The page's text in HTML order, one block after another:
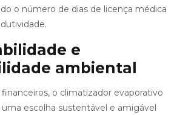
o número de dias de licença médica
e
ambiental
o climatizador evaporativo
escolha sustentável e amigável